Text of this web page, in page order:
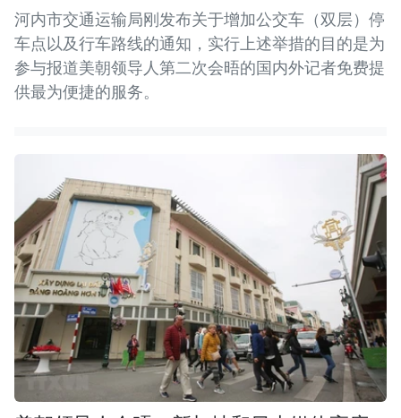
河内市交通运输局刚发布关于增加公交车（双层）停
车点以及行车路线的通知，实行上述举措的目的是为
参与报道美朝领导人第二次会晤的国内外记者免费提
供最为便捷的服务。